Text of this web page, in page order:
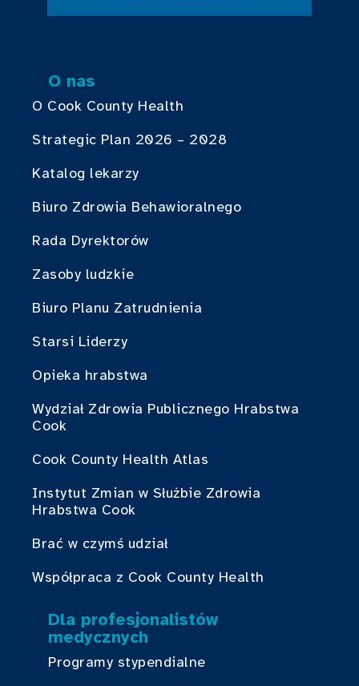
O nas
O Cook County Health
Strategic Plan 2026 – 2028
Katalog lekarzy
Biuro Zdrowia Behawioralnego
Rada Dyrektorów
Zasoby ludzkie
Biuro Planu Zatrudnienia
Starsi Liderzy
Opieka hrabstwa
Wydział Zdrowia Publicznego Hrabstwa
Cook
Cook County Health Atlas
Instytut Zmian w Służbie Zdrowia
Hrabstwa Cook
Brać w czymś udział
Współpraca z Cook County Health
Dla profesjonalistów
medycznych
Programy stypendialne